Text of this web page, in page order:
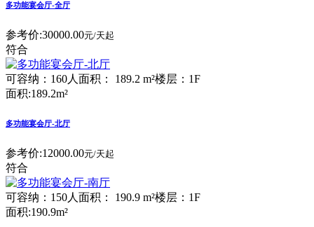
多功能宴会厅-全厅
参考价:30000.00元/天起
符合
可容纳：160人 面积： 189.2 m²楼层：1F
面积:189.2m²
多功能宴会厅-北厅
参考价:12000.00元/天起
符合
可容纳：150人 面积： 190.9 m²楼层：1F
面积:190.9m²